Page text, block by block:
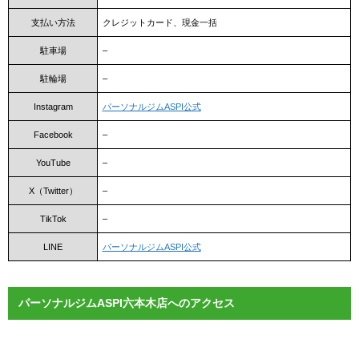
支払い方法 クレジットカード、現金一括
駐車場 –
駐輪場 –
Instagram パーソナルジムASPI公式
Facebook –
YouTube –
X（Twitter） –
TikTok –
LINE パーソナルジムASPI公式
パーソナルジムASPI六本木店へのアクセス